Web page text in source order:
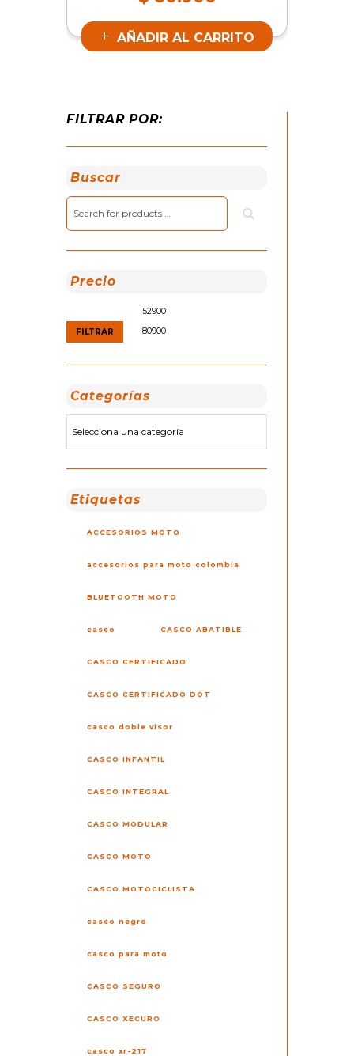
AZUL L | SKU 17483
AÑADIR AL CARRITO
FILTRAR POR:
Buscar
Precio
Precio
mínimo
FILTRAR
Categorías
Etiquetas
ACCESORIOS MOTO
accesorios para moto colombia
BLUETOOTH MOTO
casco CASCO ABATIBLE
CASCO CERTIFICADO
CASCO CERTIFICADO DOT
casco doble visor
CASCO INFANTIL
CASCO INTEGRAL
CASCO MODULAR
CASCO MOTO
CASCO MOTOCICLISTA
casco negro
casco para moto
CASCO SEGURO
CASCO XECURO
casco xr-217